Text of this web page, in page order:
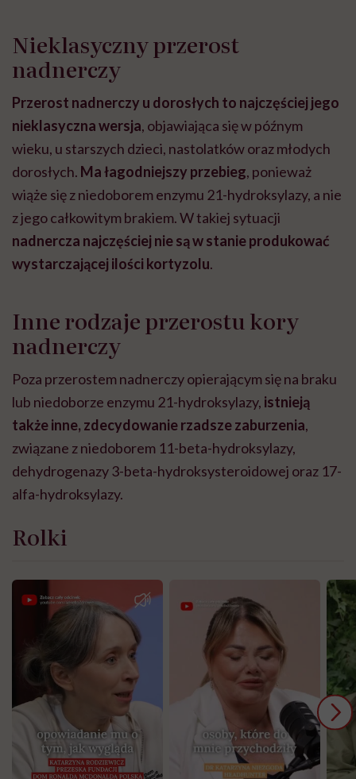
Nieklasyczny przerost
nadnerczy
Przerost nadnerczy u dorosłych to najczęściej jego
nieklasyczna wersja, objawiająca się w późnym
wieku, u starszych dzieci, nastolatków oraz młodych
dorosłych. Ma łagodniejszy przebieg, ponieważ
wiąże się z niedoborem enzymu 21-hydroksylazy, a nie
z jego całkowitym brakiem. W takiej sytuacji
nadnercza najczęściej nie są w stanie produkować
wystarczającej ilości kortyzolu.
Inne rodzaje przerostu kory
nadnerczy
Poza przerostem nadnerczy opierającym się na braku
lub niedoborze enzymu 21-hydroksylazy, istnieją
także inne, zdecydowanie rzadsze zaburzenia,
związane z niedoborem 11-beta-hydroksylazy,
dehydrogenazy 3-beta-hydroksysteroidowej oraz 17-
alfa-hydroksylazy.
Rolki